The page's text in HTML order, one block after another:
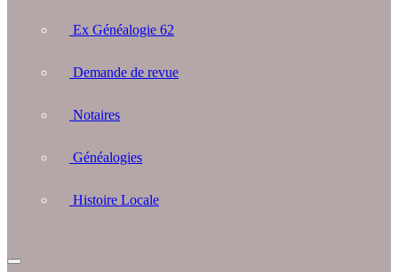
Ex Généalogie 62
Demande de revue
Notaires
Généalogies
Histoire Locale